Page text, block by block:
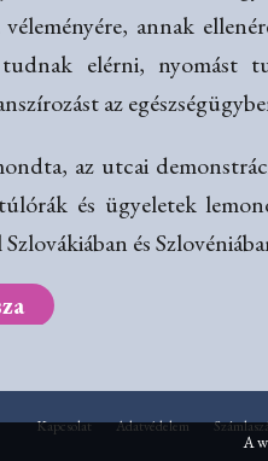
véleményére, annak
elérni, nyomást
az
az utcai
és ügyeletek
és
Kapcsolat Adatvédelem
A